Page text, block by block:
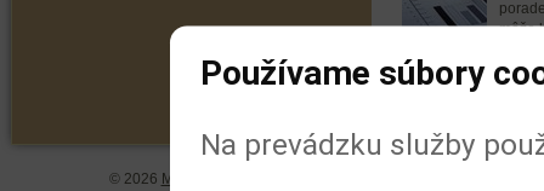
môže
© 2026 MeDitorial
Používame súbory
Na prevádzku služby